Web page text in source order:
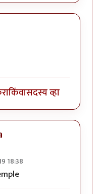
किंवासदस्य व्हा
18:38
byअनिंद्य